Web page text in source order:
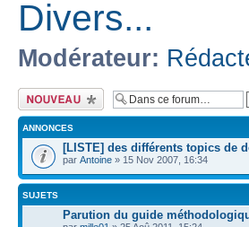
Divers...
Modérateur:
Écrire un nouveau
sujet
ANNONCES
[LISTE] des différents topics de
par Antoine » 15 Nov 2007, 16:34
SUJETS
Parution du guide